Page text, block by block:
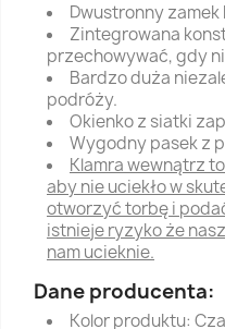
Dwustronny
Zintegrowana
przechowywać, gdy
Bardzo duża
podróży.
Okienko z siatki
Wygodny pasek z
Klamra wewnątrz
aby nie uciekło w
otworzyć torbę i
istnieje ryzyko że
nam ucieknie.
Dane producenta:
Kolor produktu: